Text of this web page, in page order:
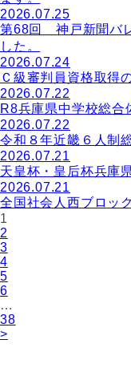
2026.07.25
第68回 神戸新聞バ
した。
2026.07.24
Ｃ級審判員資格取得
2026.07.22
R8兵庫県中学校総合
2026.07.22
令和８年近畿６人制
2026.07.21
天皇杯・皇后杯兵庫
2026.07.21
全国社会人西ブロッ
1
2
3
4
5
6
…
38
>